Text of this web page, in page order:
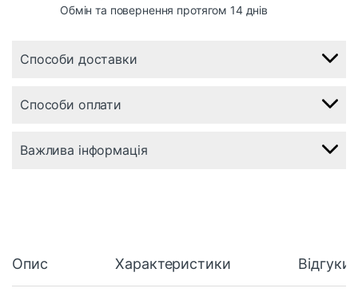
Обмін та повернення протягом 14 днів
Способи доставки
Способи оплати
Важлива інформація
Опис Характеристики Відгуки